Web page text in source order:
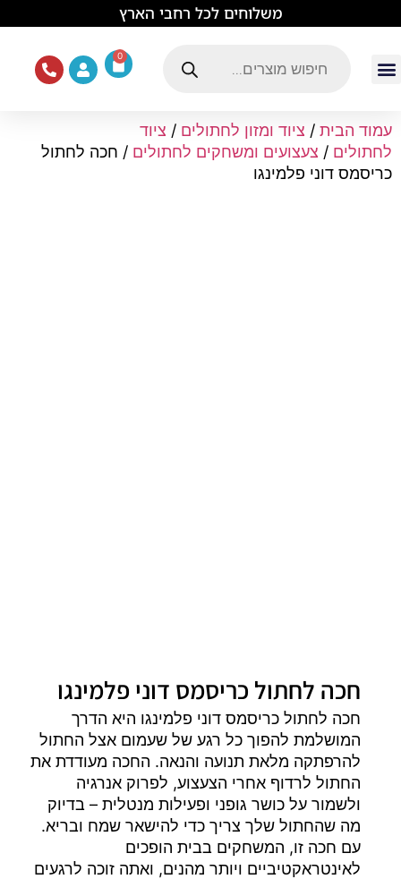
משלוחים לכל רחבי הארץ
0
עמוד הבית / ציוד ומזון לחתולים / ציוד
לחתולים / צעצועים ומשחקים לחתולים / חכה לחתול
כריסמס דוני פלמינגו
חכה לחתול כריסמס דוני פלמינגו
חכה לחתול כריסמס דוני פלמינגו היא הדרך
המושלמת להפוך כל רגע של שעמום אצל החתול
להרפתקה מלאת תנועה והנאה. החכה מעודדת את
החתול לרדוף אחרי הצעצוע, לפרוק אנרגיה
ולשמור על כושר גופני ופעילות מנטלית – בדיוק
מה שהחתול שלך צריך כדי להישאר שמח ובריא.
עם חכה זו, המשחקים בבית הופכים
לאינטראקטיביים ויותר מהנים, ואתה זוכה לרגעים